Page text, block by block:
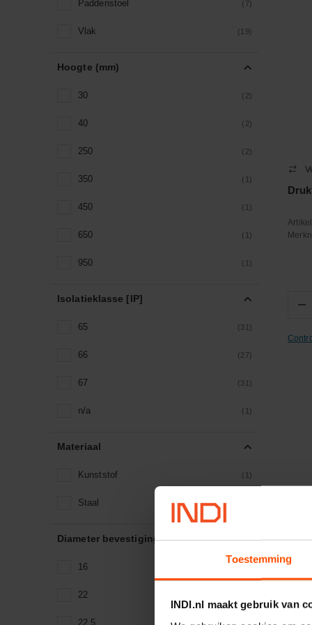
Toestemming
INDI.nl maakt gebruik van
Paddenstoel (7)
Vlak (19)
Hoogte (mm)
30 (2)
40 (2)
250 (2)
350 (1)
450 (1)
650 (1)
950 (1)
Isolatieklasse [IP]
65 (31)
66 (27)
67 (31)
n/a (1)
Materiaal
Kunststof (1)
Staal
Diameter bevestigingsgat (mm)
16
22
22.5 (7)
−